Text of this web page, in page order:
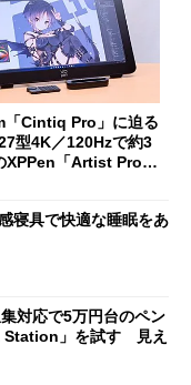
「Cintiq Pro」に迫る
型4K／120Hzで約3
XPPen「Artist Pro 2
寝具で快適な睡眠をあ
対応で5万円台のペン
Station」を試す 見え